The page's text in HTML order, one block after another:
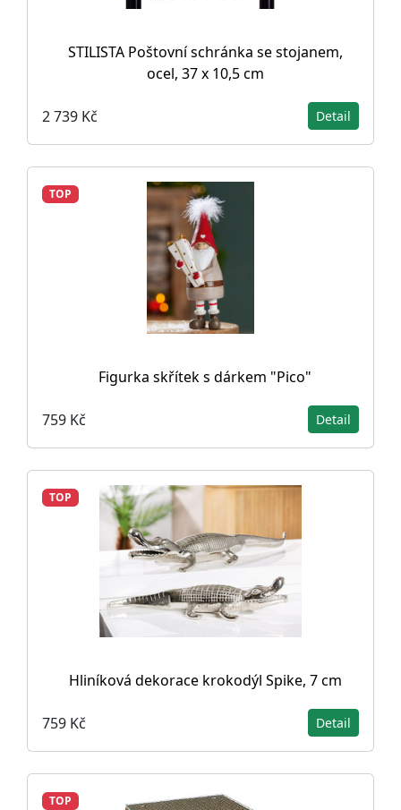
STILISTA Poštovní schránka se stojanem,
ocel, 37 x 10,5 cm
2 739 Kč Detail
TOP
Figurka skřítek s dárkem "Pico"
759 Kč Detail
TOP
Hliníková dekorace krokodýl Spike, 7 cm
759 Kč Detail
TOP